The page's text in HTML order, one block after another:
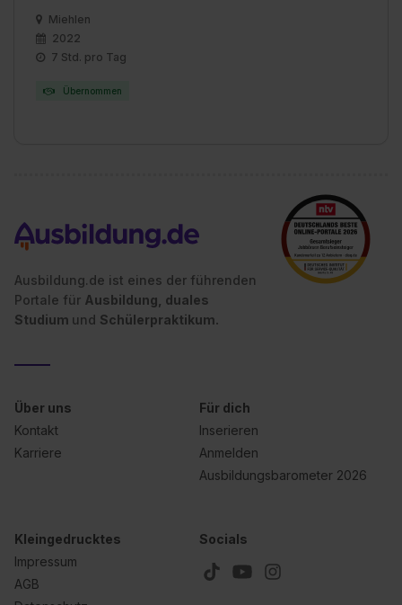
Miehlen
2022
7 Std. pro Tag
Übernommen
Ausbildung.de ist eines der führenden
Portale für Ausbildung, duales
Studium und Schülerpraktikum.
Über uns
Kontakt
Karriere
Für dich
Inserieren
Anmelden
Ausbildungsbarometer 2026
Kleingedrucktes
Impressum
AGB
Socials